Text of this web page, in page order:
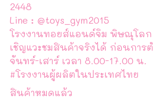
2448
Line : @toys_gym2015
โรงงานทอยส์แอนด์จิม พิษณุโลก
เชิญแวะชมสินค้าจริงได้ ก่อนการ
จันทร์-เสาร์ เวลา 8.00-17.00 น.
#โรงงานผู้ผลิตในประเทศไทย
สินค้าหมดแล้ว